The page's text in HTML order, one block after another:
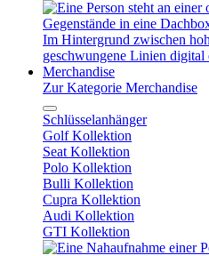
Merchandise
Zur Kategorie Merchandise
Schlüsselanhänger
Golf Kollektion
Seat Kollektion
Polo Kollektion
Bulli Kollektion
Cupra Kollektion
Audi Kollektion
GTI Kollektion